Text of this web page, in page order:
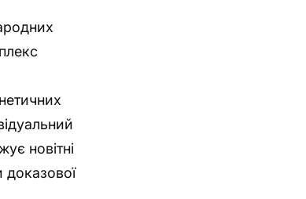
новітні
доказової